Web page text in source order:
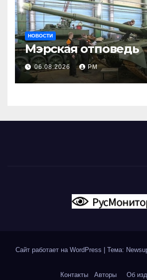
НОВОСТИ
Мэрская отповедь
06.08.2026 РМ
Сайт работает на WordPress Тема:
Контакты Авторы Об